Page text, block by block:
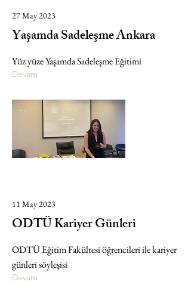
27 May 2023
Yaşamda Sadeleşme Ankara
Yüz yüze Yaşamda Sadeleşme Eğitimi
Devam
11 May 2023
ODTÜ Kariyer Günleri
ODTÜ Eğitim Fakültesi öğrencileri ile kariyer
günleri söyleşisi
Devam